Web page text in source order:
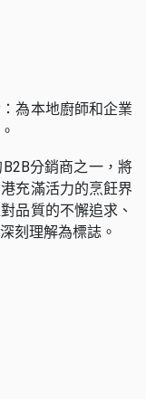
為本地廚師和企業
分銷商之一，將
充滿活力的烹飪界
品質的不懈追求、
刻理解為標誌。